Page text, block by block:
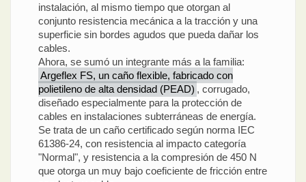
instalación, al mismo tiempo que otorgan al
conjunto resistencia mecánica a la tracción y una
superficie sin bordes agudos que pueda dañar los
cables.
Ahora, se sumó un integrante más a la familia:
Argeflex FS, un caño flexible, fabricado con
polietileno de alta densidad (PEAD) , corrugado,
diseñado especialmente para la protección de
cables en instalaciones subterráneas de energía.
Se trata de un caño certificado según norma IEC
61386-24, con resistencia al impacto categoría
"Normal", y resistencia a la compresión de 450 N
que otorga un muy bajo coeficiente de fricción entre